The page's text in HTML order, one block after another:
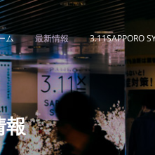
ム 最新情報 3.11SAPPORO
報